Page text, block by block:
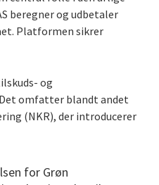
beregner og udbetaler
Platformen sikrer
og
omfatter blandt andet
(NKR), der introducerer
for Grøn